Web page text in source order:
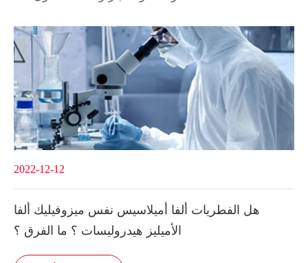
2022-12-12
هل الفطريات ألفا أميلاسيس نفس ميزوفيليك ألفا
الأميليز هيدروليسات ؟ ما الفرق ؟